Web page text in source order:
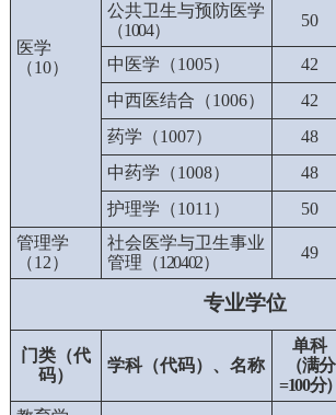
医学
（10）
公共卫生与预防医学
（1004）
50
中医学（1005） 42
中西医结合（1006） 42
药学（1007） 48
中药学（1008） 48
护理学（1011 ） 50
管理学
（12）
社会医学与卫生事业
管理 （120402）
49
专业学位
门类（代
码）
学科（代码）、名称
单科
（满分
=100分）